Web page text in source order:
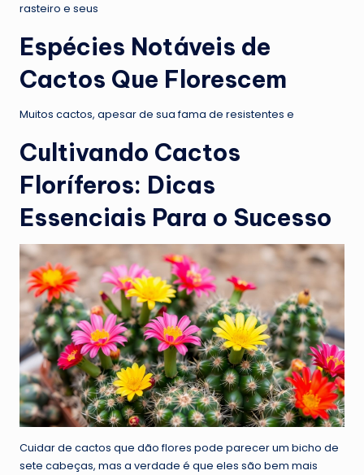
rasteiro e seus
Espécies Notáveis de
Cactos Que Florescem
Muitos cactos, apesar de sua fama de resistentes e
Cultivando Cactos
Floríferos: Dicas
Essenciais Para o Sucesso
Cuidar de cactos que dão flores pode parecer um bicho de
sete cabeças, mas a verdade é que eles são bem mais